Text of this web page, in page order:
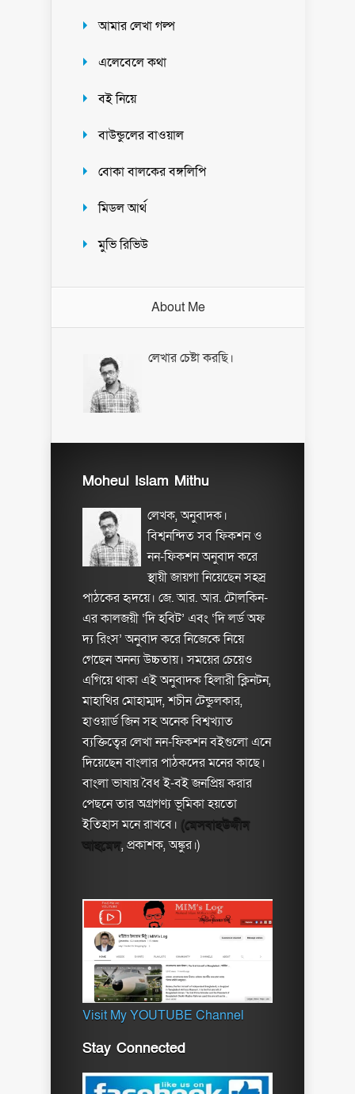
আমার লেখা গল্প
এলেবেলে কথা
বই নিয়ে
বাউন্ডুলের বাওয়াল
বোকা বালকের বঙ্গলিপি
মিডল আর্থ
মুভি রিভিউ
About Me
লেখার চেষ্টা করছি।
Moheul Islam Mithu
লেখক, অনুবাদক।
বিশ্বনন্দিত সব ফিকশন ও
নন-ফিকশন অনুবাদ করে
স্থায়ী জায়গা নিয়েছেন সহস্র
পাঠকের হৃদয়ে। জে. আর. আর. টোলকিন-
এর কালজয়ী ‘দি হবিট’ এবং ‘দি লর্ড অফ
দ্য রিংস’ অনুবাদ করে নিজেকে নিয়ে
গেছেন অনন্য উচ্চতায়। সময়ের চেয়েও
এগিয়ে থাকা এই অনুবাদক হিলারী ক্লিনটন,
মাহাথির মোহাম্মদ, শচীন টেন্ডুলকার,
হাওয়ার্ড জিন সহ অনেক বিশ্বখ্যাত
ব্যক্তিত্বের লেখা নন-ফিকশন বইগুলো এনে
দিয়েছেন বাংলার পাঠকদের মনের কাছে।
বাংলা ভাষায় বৈধ ই-বই জনপ্রিয় করার
পেছনে তার অগ্রগণ্য ভূমিকা হয়তো
ইতিহাস মনে রাখবে। (মেসবাহউদ্দীন
আহমেদ, প্রকাশক, অঙ্কুর।)
Visit My YOUTUBE Channel
Stay Connected